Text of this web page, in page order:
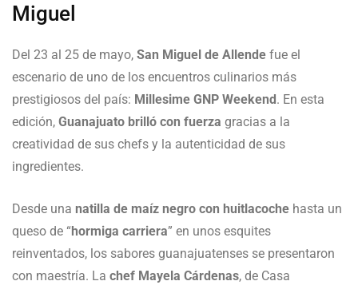
Miguel
Del 23 al 25 de mayo, San Miguel de Allende fue el
escenario de uno de los encuentros culinarios más
prestigiosos del país: Millesime GNP Weekend. En esta
edición, Guanajuato brilló con fuerza gracias a la
creatividad de sus chefs y la autenticidad de sus
ingredientes.
Desde una natilla de maíz negro con huitlacoche hasta un
queso de “hormiga carriera” en unos esquites
reinventados, los sabores guanajuatenses se presentaron
con maestría. La chef Mayela Cárdenas, de Casa